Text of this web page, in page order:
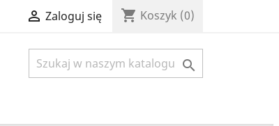
 Zaloguj się shopping_cart Koszyk (0)
